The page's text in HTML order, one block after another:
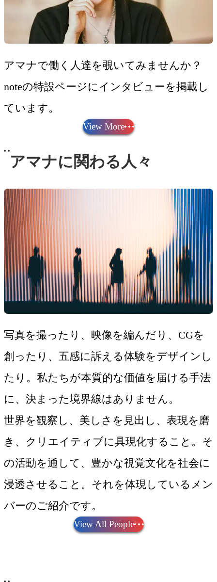
アマナで働く人達を覗いてみませんか？
noteの特設ページにインタビューを掲載し
ています。
View More
アマナに関わる人々
写真を撮ったり、映像を編んだり、CGを
創ったり、五感に訴える体験をデザインし
たり。私たちが本質的な価値を届ける手法
に、決まった境界線はありません。
世界を観察し、美しさを見出し、表現を磨
き、クリエイティブに具現化すること。そ
の活動を通して、豊かな視覚文化を社会に
浸透させること。それを体現しているメン
バーのご紹介です。
View All People